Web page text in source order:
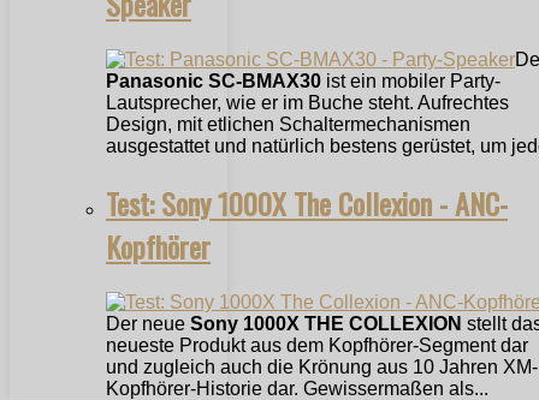
Panasonic SC-BMAX30 ist ein mobiler Party-
Lautsprecher, wie er im Buche steht. Aufrechtes
Design, mit etlichen Schaltermechanismen
ausgestattet und natürlich bestens gerüstet, um
Test: Sony 1000X The Collexion - ANC-
Kopfhörer
Der neue Sony 1000X THE COLLEXION stellt
neueste Produkt aus dem Kopfhörer-Segment dar
und zugleich auch die Krönung aus 10 Jahren XM-
Kopfhörer-Historie dar. Gewissermaßen als...